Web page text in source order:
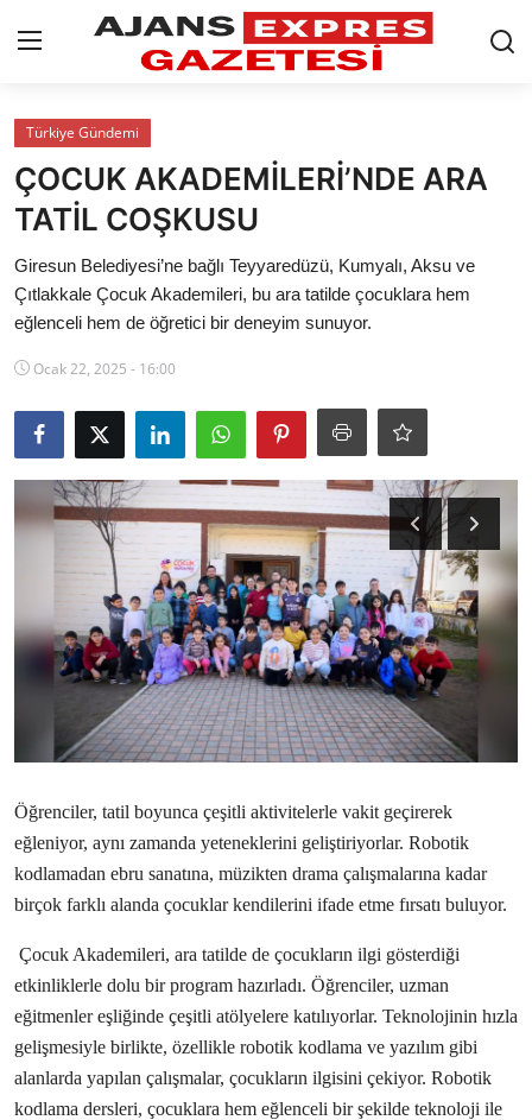
GİRİŞ YAP
AnaSayfa
Siyaset
Türkiye Gündemi
Yerel
Siber Güvenlik
Eğitim
Ekonomi
Kütahya
Özel Haber
Teknoloji
TBMM Haberleri
Belediye
SON DAKİKA
Asayiş
Köşe Yazısı
Türkiye Gündemi
ÇOCUK AKADEMİLERİ’NDE ARA
TATİL COŞKUSU
Giresun Belediyesi’ne bağlı Teyyaredüzü, Kumyalı, Aksu ve
Çıtlakkale Çocuk Akademileri, bu ara tatilde çocuklara hem
eğlenceli hem de öğretici bir deneyim sunuyor.
Ocak 22, 2025 - 16:00
Öğrenciler, tatil boyunca çeşitli aktivitelerle vakit geçirerek
eğleniyor, aynı zamanda yeteneklerini geliştiriyorlar. Robotik
kodlamadan ebru sanatına, müzikten drama çalışmalarına kadar
birçok farklı alanda çocuklar kendilerini ifade etme fırsatı buluyor.
Çocuk Akademileri, ara tatilde de çocukların ilgi gösterdiği
etkinliklerle dolu bir program hazırladı. Öğrenciler, uzman
eğitmenler eşliğinde çeşitli atölyelere katılıyorlar. Teknolojinin hızla
gelişmesiyle birlikte, özellikle robotik kodlama ve yazılım gibi
alanlarda yapılan çalışmalar, çocukların ilgisini çekiyor. Robotik
kodlama dersleri, çocuklara hem eğlenceli bir şekilde teknoloji ile